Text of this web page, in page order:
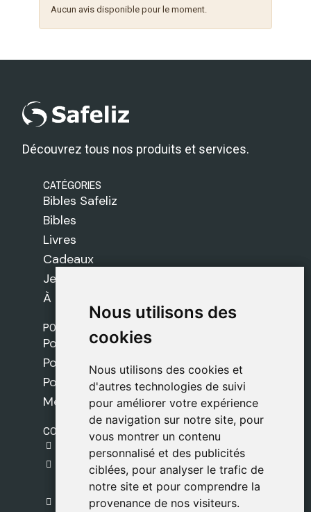
Nous utilisons des
cookies
Nous utilisons des cookies et
d'autres technologies de suivi
pour améliorer votre expérience
de navigation sur notre site, pour
vous montrer un contenu
personnalisé et des publicités
ciblées, pour analyser le trafic de
notre site et pour comprendre la
provenance de nos visiteurs.
Nous utilisons des
cookies
Nous utilisons des cookies et
d'autres technologies de suivi
pour améliorer votre expérience
de navigation sur notre site, pour
vous montrer un contenu
personnalisé et des publicités
ciblées, pour analyser le trafic de
notre site et pour comprendre la
provenance de nos visiteurs.
Aucun avis disponible pour le moment.
Découvrez tous nos produits et services.
CATÉGORIES
Bibles Safeliz
Bibles
Livres
Cadeaux
Jeux
À propos de nous
POLITIQUES
Politique de livraison
Politique de cookies
Politique de confidentialité
Mentions légales
CONTACT
gestion@safeliz.com
C. del Pradillo, 6, 28770 Colmenar Viejo,
Madrid
+34 918 459 877